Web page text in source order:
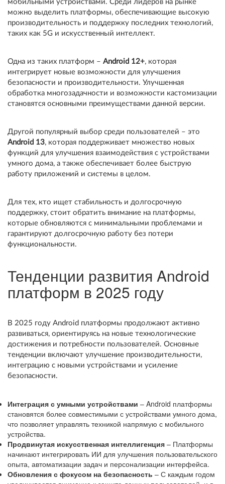
мобильными устройствами. Среди лидеров на рынке
можно выделить платформы, обеспечивающие высокую
производительность и поддержку последних технологий,
таких как 5G и искусственный интеллект.
Одна из таких платформ – Android 12+, которая
интегрирует новые возможности для улучшения
безопасности и производительности. Улучшенная
обработка многозадачности и возможности кастомизации
становятся основными преимуществами данной версии.
Другой популярный выбор среди пользователей – это
Android 13, которая поддерживает множество новых
функций для улучшения взаимодействия с устройствами
умного дома, а также обеспечивает более быструю
работу приложений и системы в целом.
Для тех, кто ищет стабильность и долгосрочную
поддержку, стоит обратить внимание на платформы,
которые обновляются с минимальными проблемами и
гарантируют долгосрочную работу без потери
функциональности.
Тенденции развития Android
платформ в 2025 году
В 2025 году Android платформы продолжают активно
развиваться, ориентируясь на новые технологические
достижения и потребности пользователей. Основные
тенденции включают улучшение производительности,
интеграцию с новыми устройствами и усиление
безопасности.
Интеграция с умными устройствами – Android платформы
становятся более совместимыми с устройствами умного дома,
что позволяет управлять техникой напрямую с мобильного
устройства.
Продвинутая искусственная интеллигенция – Платформы
начинают интегрировать ИИ для улучшения пользовательского
опыта, автоматизации задач и персонализации интерфейса.
Обновления с фокусом на безопасность – С каждым годом